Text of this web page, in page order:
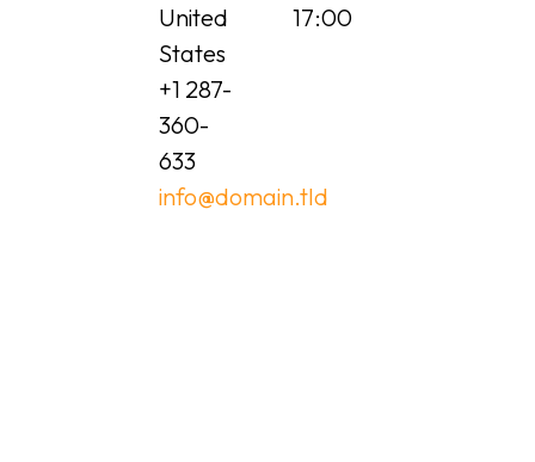
United
States
+1 287-
360-
633
info@domain.tld
17:00